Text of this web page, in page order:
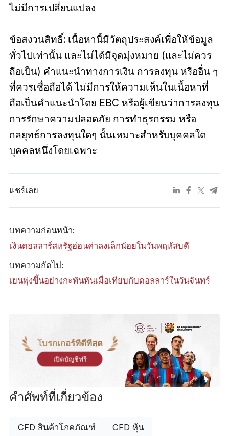
ไม่มีการเปลี่ยนแปลง
ข้อสงวนสิทธิ์: เนื้อหานี้มีวัตถุประสงค์เพื่อให้ข้อมูล
ทั่วไปเท่านั้น และไม่ได้มีจุดมุ่งหมาย (และไม่ควร
ถือเป็น) คำแนะนำทางการเงิน การลงทุน หรืออื่น ๆ
ที่ควรเชื่อถือได้ ไม่มีการให้ความเห็นในเนื้อหาที่
ถือเป็นคำแนะนำโดย EBC หรือผู้เขียนว่าการลงทุน
การรักษาความปลอดภัย การทำธุรกรรม หรือ
กลยุทธ์การลงทุนใดๆ นั้นเหมาะสำหรับบุคคลใด
บุคคลหนึ่งโดยเฉพาะ
แชร์เลย
บทความก่อนหน้า:
เงินดอลลาร์สหรัฐอ่อนค่าลงเล็กน้อยในวันพฤหัสบดี
บทความถัดไป:
เยนพุ่งขึ้นอย่างกะทันหันเมื่อเทียบกับดอลลาร์ในวันจันทร์
โบรกเกอร์ที่ดีที่สุด
เปิดบัญชีฟรี
คำศัพท์ที่เกี่ยวข้อง
CFD สินค้าโภคภัณฑ์ CFD หุ้น